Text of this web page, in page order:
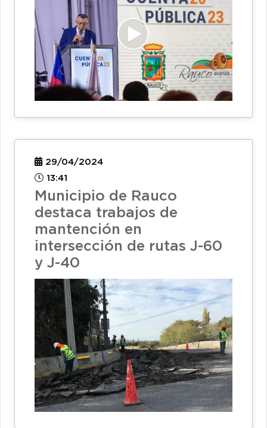
29/04/2024
13:41
Municipio de Rauco
destaca trabajos de
mantención en
intersección de rutas J-60
y J-40